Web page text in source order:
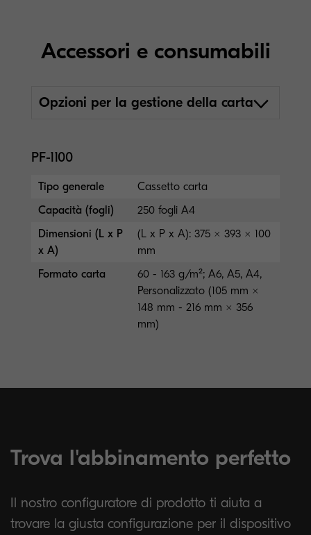
Accessori e consumabili
Opzioni per la gestione della carta
PF-1100
Tipo generale
Cassetto carta
Capacità (fogli)
250 fogli A4
Dimensioni (L x P
x A)
(L x P x A): 375 × 393 × 100
mm
Formato carta
60 - 163 g/m²; A6, A5, A4,
Personalizzato (105 mm ×
148 mm - 216 mm × 356
mm)
Trova l'abbinamento perfetto
Il nostro configuratore di prodotto ti aiuta a
trovare la giusta configurazione per il dispositivo